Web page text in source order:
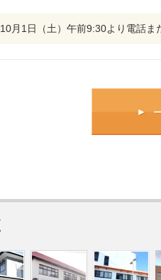
10月1日（土）午前9:30より電話ま